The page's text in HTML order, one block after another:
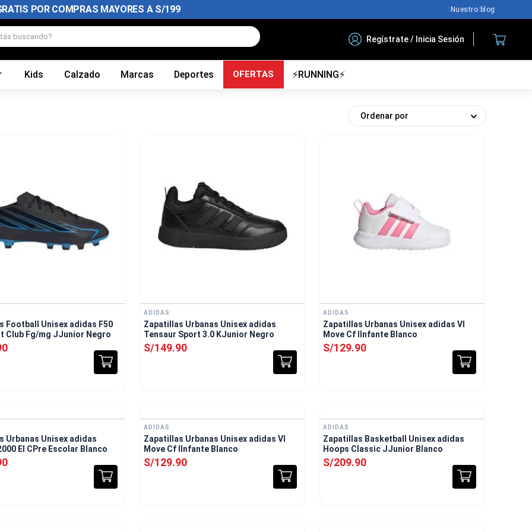
POR COMPRAS MAYORES A S/199 Nuestro blog
buscando?
Regístrate / Inicia Sesión
Kids Calzado Marcas Deportes OFERTAS ⚡RUNNING⚡
Ordenar por
Football Unisex adidas F50
Club Fg/mg JJunior Negro
ADIDAS
Zapatillas Urbanas Unisex adidas
Tensaur Sport 3.0 KJunior Negro
S/149.90
ADIDAS
Zapatillas Urbanas Unisex adidas Vl
Move Cf IInfante Blanco
S/129.90
Urbanas Unisex adidas
El CPre Escolar Blanco
ADIDAS
Zapatillas Urbanas Unisex adidas Vl
Move Cf IInfante Blanco
S/129.90
ADIDAS
Zapatillas Basketball Unisex adidas
Hoops Classic JJunior Blanco
S/209.90